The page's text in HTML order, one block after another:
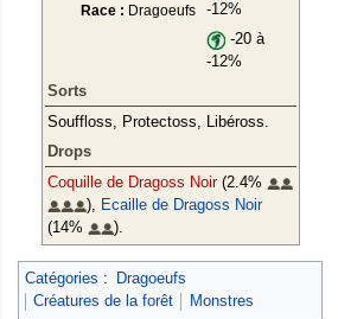
Race : Dragoeufs
-12%
-20 à
-12%
Sorts
Souffloss, Protectoss, Libéross.
Drops
Coquille de Dragoss Noir(2.4%
), Ecaille de Dragoss Noir
(14%
).
Catégories :
Dragoeufs
Créatures de la forêt
Monstres